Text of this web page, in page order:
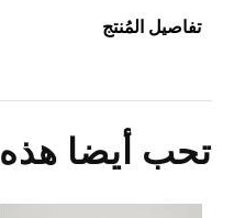
تفاصيل المُنتج
تحب أيضا هذه